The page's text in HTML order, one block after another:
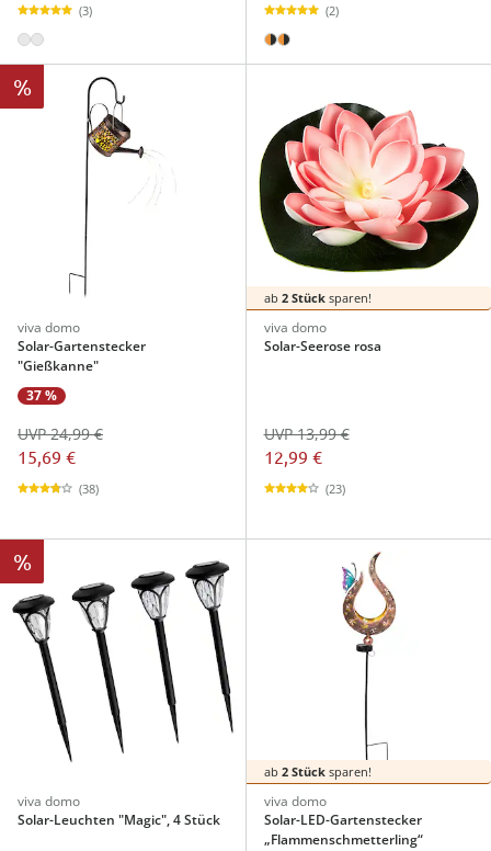
(3) (2)
%
viva domo
Solar-Gartenstecker
"Gießkanne"
37 %
15,69 €
UVP 24,99 €
(38)
ab 2 Stücksparen!
viva domo
Solar-Seerose rosa
12,99 €
UVP 13,99 €
(23)
%
viva domo
Solar-Leuchten "Magic", 4 Stück
ab 2 Stücksparen!
viva domo
Solar-LED-Gartenstecker
„Flammenschmetterling“